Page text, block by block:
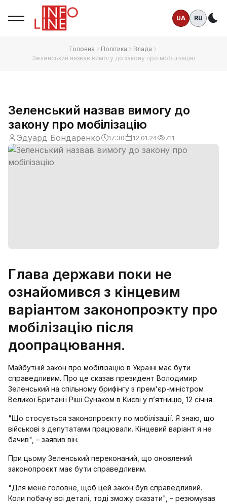
UA RU
Головна Політика
Влада
Зеленський назвав вимогу до закону про мобілізацію
Зеленський назвав вимогу до
закону про мобілізацію
Эдуард Бондаренко 17:30 12.01.24 711
Глава держави поки не
ознайомився з кінцевим
варіантом законопроэкту про
мобілізацію після
доопрацювання.
Майбутній закон про мобілізацію в Україні має бути
справедливим. Про це сказав президент Володимир
Зеленський на спільному брифінгу з прем'єр-міністром
Великої Британії Ріші Сунаком в Києві у п’ятницю, 12 січня.
"Що стосується законопроєкту по мобілізації. Я знаю, що
військові з депутатами працювали. Кінцевий варіант я не
бачив", – заявив він.
При цьому Зеленський переконаний, що оновлений
законопроєкт має бути справедливим.
"Для мене головне, щоб цей закон був справедливий.
Коли побачу всі деталі, тоді зможу сказати", – резюмував